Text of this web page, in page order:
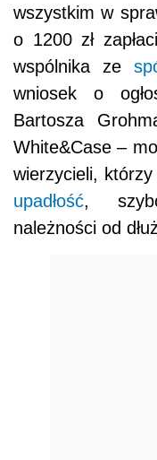
wszystkim w
o 1200 zł
wspólnika ze
wniosek o
Bartosza
White&Case –
wierzycieli, którzy
upadłość,
należności od